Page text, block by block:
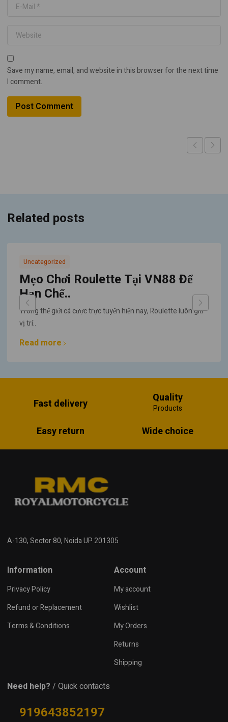
Save my name, email, and website in this browser for the next time
I comment.
Related posts
Uncategorized
Mẹo Chơi Roulette Tại VN88 Để
Hạn Chế..
Trong thế giới cá cược trực tuyến hiện nay, Roulette luôn giữ
vị trí..
Read more
Fast delivery Quality
Products
Easy return Wide choice
A-130, Sector 80, Noida UP 201305
Information
Privacy Policy
Refund or Replacement
Terms & Conditions
Account
My account
Wishlist
My Orders
Returns
Shipping
Need help? / Quick contacts
919643852197